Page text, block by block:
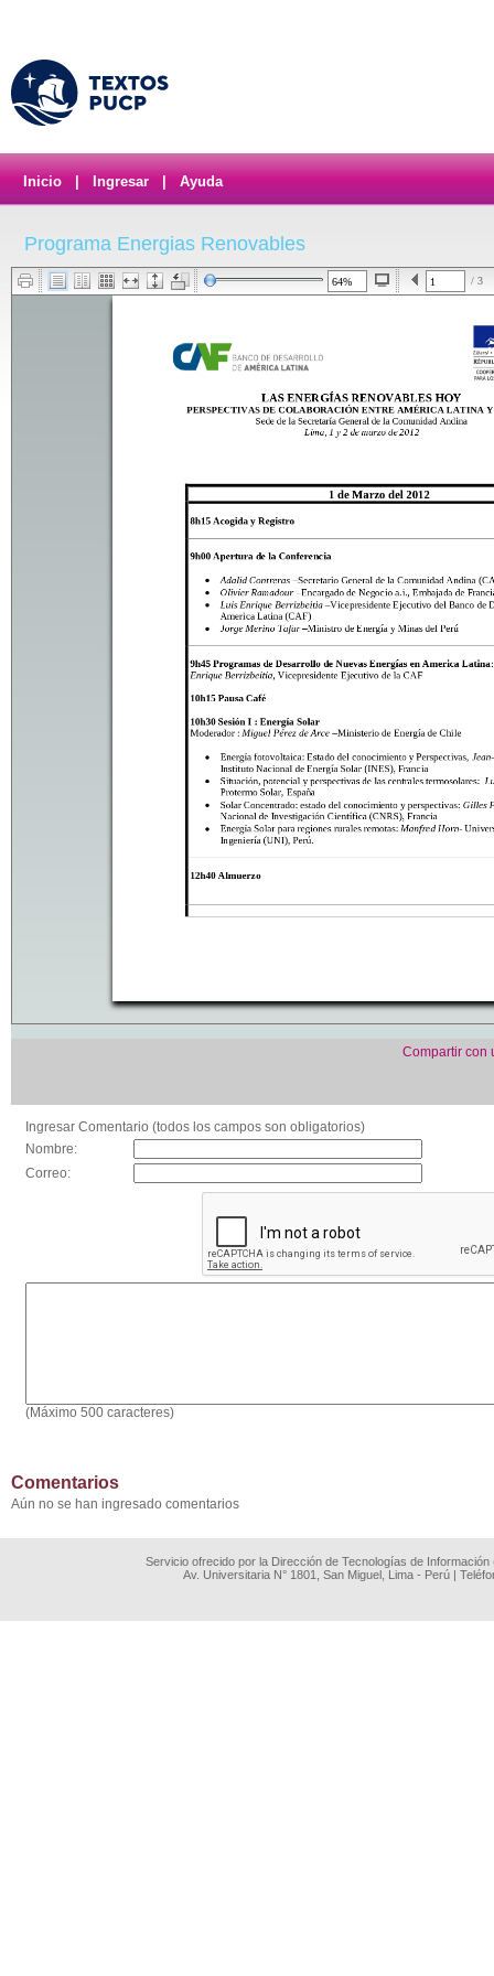
Inicio Ingresar Ayuda
Programa Energias Renovables
/ 3
Compartir con
Ingresar Comentario (todos los campos son obligatorios)
Nombre:
Correo:
(Máximo 500 caracteres)
Comentarios
Aún no se han ingresado comentarios
Servicio ofrecido por la Dirección de Tecnologías de
Av. Universitaria N° 1801, San Miguel, Lima - Perú |